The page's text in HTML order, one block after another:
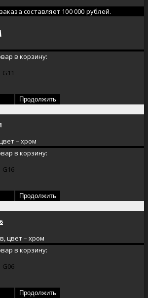
составляет 100 000 рублей.
в корзину:
Продолжить
– хром
в корзину:
Продолжить
цвет – хром
в корзину:
Продолжить